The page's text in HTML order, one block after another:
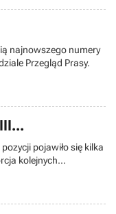
najnowszego numery
Przegląd Prasy.
pojawiło się kilka
kolejnych
przez intenautów.
które będziemy